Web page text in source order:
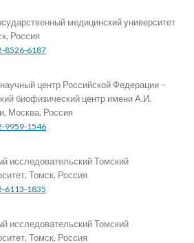
медицинский университет
Россия
8526-6187
центр Российской Федерации –
биофизический центр имени А.И.
Москва, Россия
9959-1546
Томский
Томск, Россия
6113-1835
Томский
Томск, Россия